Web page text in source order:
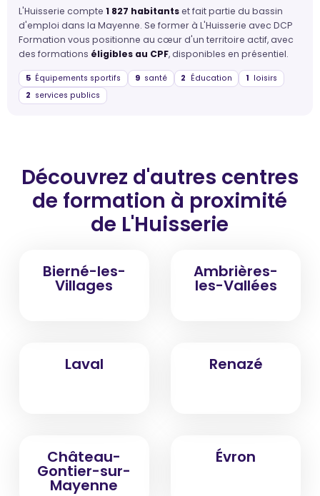
L'Huisserie compte 1 827 habitantset fait partie du bassin
d'emploi dans la Mayenne. Se former à L'Huisserie avec DCP
Formation vous positionne au cœur d'un territoire actif, avec
des formations éligibles au CPF, disponibles en présentiel.
5 Équipements sportifs 9 santé 2 Éducation 1 loisirs
2 services publics
Découvrez d'autres centres
de formation à proximité
de L'Huisserie
Bierné-les-
Villages
Ambrières-
les-Vallées
Laval Renazé
Château-
Gontier-sur-
Mayenne
Évron